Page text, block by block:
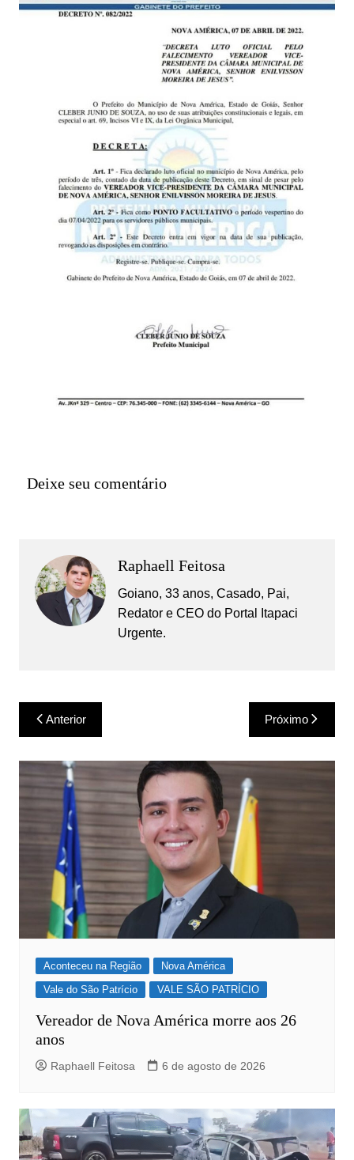
Deixe seu comentário
Raphaell Feitosa
Goiano, 33 anos, Casado, Pai,
Redator e CEO do Portal Itapaci
Urgente.
Navegação
de
Post
Anterior Próximo
Aconteceu na Região
Nova América
Vale do São Patrício
VALE SÃO PATRÍCIO
Vereador de Nova América morre aos 26
anos
Raphaell Feitosa 6 de agosto de 2026